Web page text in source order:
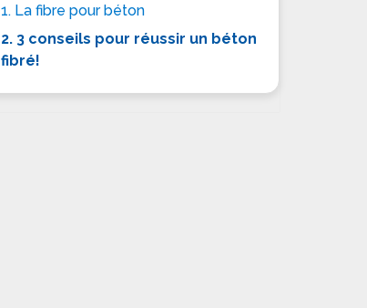
1. La fibre pour béton
2. 3 conseils pour réussir un béton
fibré!